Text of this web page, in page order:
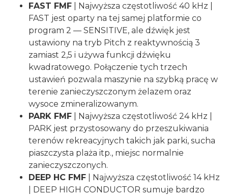
FAST FMF | Najwyższa częstotliwość 40 kHz |
FAST jest oparty na tej samej platformie co
program 2 — SENSITIVE, ale dźwięk jest
ustawiony na tryb Pitch z reaktywnością 3
zamiast 2,5 i używa funkcji dźwięku
kwadratowego. Połączenie tych trzech
ustawień pozwala maszynie na szybką pracę w
terenie zanieczyszczonym żelazem oraz
wysoce zmineralizowanym.
PARK FMF | Najwyższa częstotliwość 24 kHz |
PARK jest przystosowany do przeszukiwania
terenów rekreacyjnych takich jak parki, sucha
piaszczysta plaża itp., miejsc normalnie
zanieczyszczonych.
DEEP HC FMF | Najwyższa częstotliwość 14 kHz
| DEEP HIGH CONDUCTOR sumuje bardzo